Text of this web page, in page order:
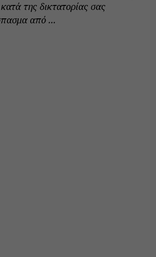
της δικτατορίας σας
από ...